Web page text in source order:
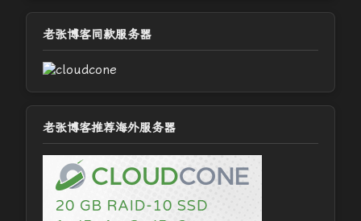
老张博客同款服务器
老张博客推荐海外服务器